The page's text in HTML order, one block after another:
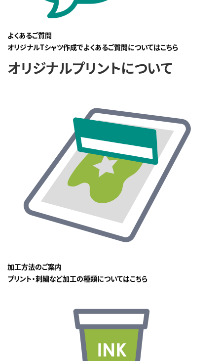
よくあるご質問
オリジナルTシャツ作成でよくあるご質問についてはこちら
オリジナルプリントについて
加工方法のご案内
プリント・刺繍など加工の種類についてはこちら